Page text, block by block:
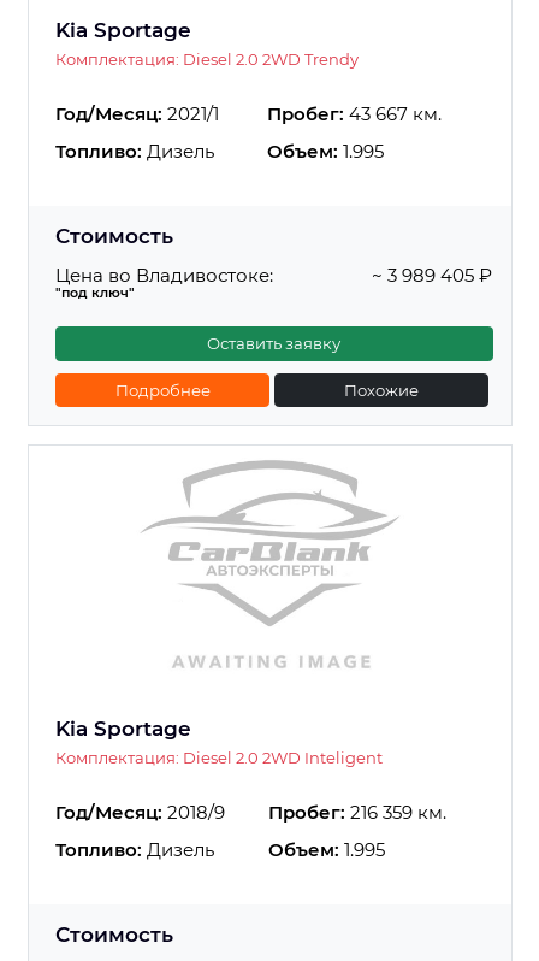
Kia Sportage
Комплектация: Diesel 2.0 2WD Trendy
Год/Месяц: 2021/1 Пробег: 43 667 км.
Топливо: Дизель Объем: 1.995
Стоимость
Цена во Владивостоке:
"под ключ"
~ 3 989 405 ₽
Оставить заявку
Подробнее Похожие
Kia Sportage
Комплектация: Diesel 2.0 2WD Inteligent
Год/Месяц: 2018/9 Пробег: 216 359 км.
Топливо: Дизель Объем: 1.995
Стоимость